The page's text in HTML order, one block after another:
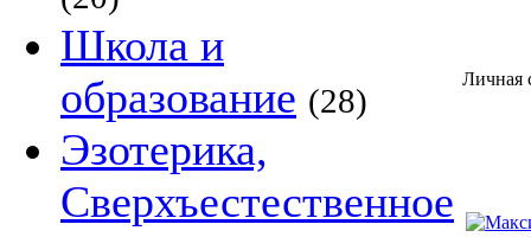
Школа и
образование (28)
Эзотерика,
Сверхъестественное
Личная